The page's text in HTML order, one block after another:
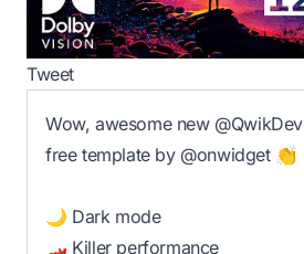
Tweet
Wow, awesome new @QwikDev
free template by @onwidget 👏
🌙 Dark mode
🏎️ Killer performance